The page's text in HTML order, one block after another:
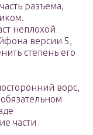
разъема,
неплохой
версии 5,
степень его
ворс,
части